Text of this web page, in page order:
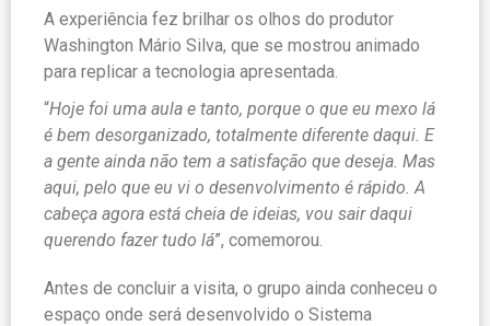
A experiência fez brilhar os olhos do produtor
Washington Mário Silva, que se mostrou animado
para replicar a tecnologia apresentada.
“Hoje foi uma aula e tanto, porque o que eu mexo lá
é bem desorganizado, totalmente diferente daqui. E
a gente ainda não tem a satisfação que deseja. Mas
aqui, pelo que eu vi o desenvolvimento é rápido. A
cabeça agora está cheia de ideias, vou sair daqui
querendo fazer tudo lá”, comemorou.
Antes de concluir a visita, o grupo ainda conheceu o
espaço onde será desenvolvido o Sistema